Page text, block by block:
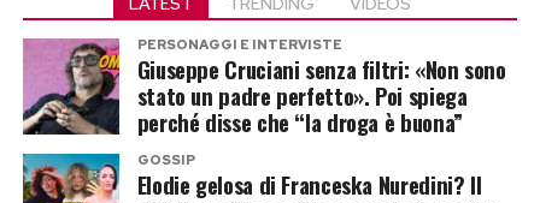
PERSONAGGI E INTERVISTE
Giuseppe Cruciani senza filtri: «Non sono
stato un padre perfetto». Poi spiega
perché disse che “la droga è buona”
GOSSIP
Elodie gelosa di Franceska Nuredini? Il